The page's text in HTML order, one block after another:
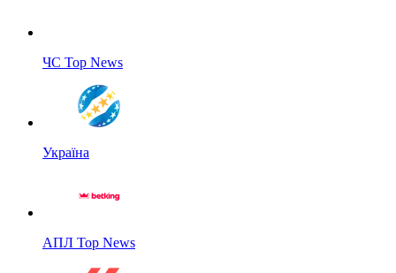
ЧС Top News
Україна
АПЛ Top News